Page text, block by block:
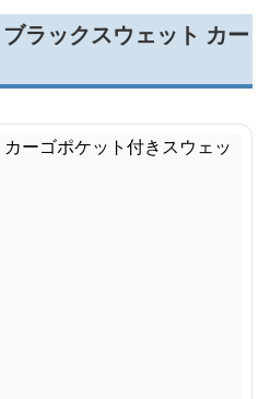
ラックスウェット カー